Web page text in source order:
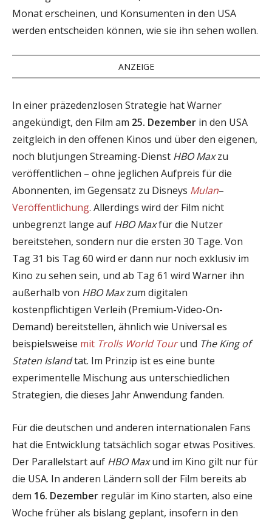
Monat erscheinen, und Konsumenten in den USA
werden entscheiden können, wie sie ihn sehen wollen.
ANZEIGE
In einer präzedenzlosen Strategie hat Warner
angekündigt, den Film am 25. Dezember in den USA
zeitgleich in den offenen Kinos und über den eigenen,
noch blutjungen Streaming-Dienst HBO Maxzu
veröffentlichen – ohne jeglichen Aufpreis für die
Abonnenten, im Gegensatz zu Disneys Mulan–
Veröffentlichung. Allerdings wird der Film nicht
unbegrenzt lange auf HBO Maxfür die Nutzer
bereitstehen, sondern nur die ersten 30 Tage. Von
Tag 31 bis Tag 60 wird er dann nur noch exklusiv im
Kino zu sehen sein, und ab Tag 61 wird Warner ihn
außerhalb von HBO Maxzum digitalen
kostenpflichtigen Verleih (Premium-Video-On-
Demand) bereitstellen, ähnlich wie Universal es
beispielsweise mit Trolls World Tourund The King of
Staten Islandtat. Im Prinzip ist es eine bunte
experimentelle Mischung aus unterschiedlichen
Strategien, die dieses Jahr Anwendung fanden.
Für die deutschen und anderen internationalen Fans
hat die Entwicklung tatsächlich sogar etwas Positives.
Der Parallelstart auf HBO Maxund im Kino gilt nur für
die USA. In anderen Ländern soll der Film bereits ab
dem 16. Dezember regulär im Kino starten, also eine
Woche früher als bislang geplant, insofern in den